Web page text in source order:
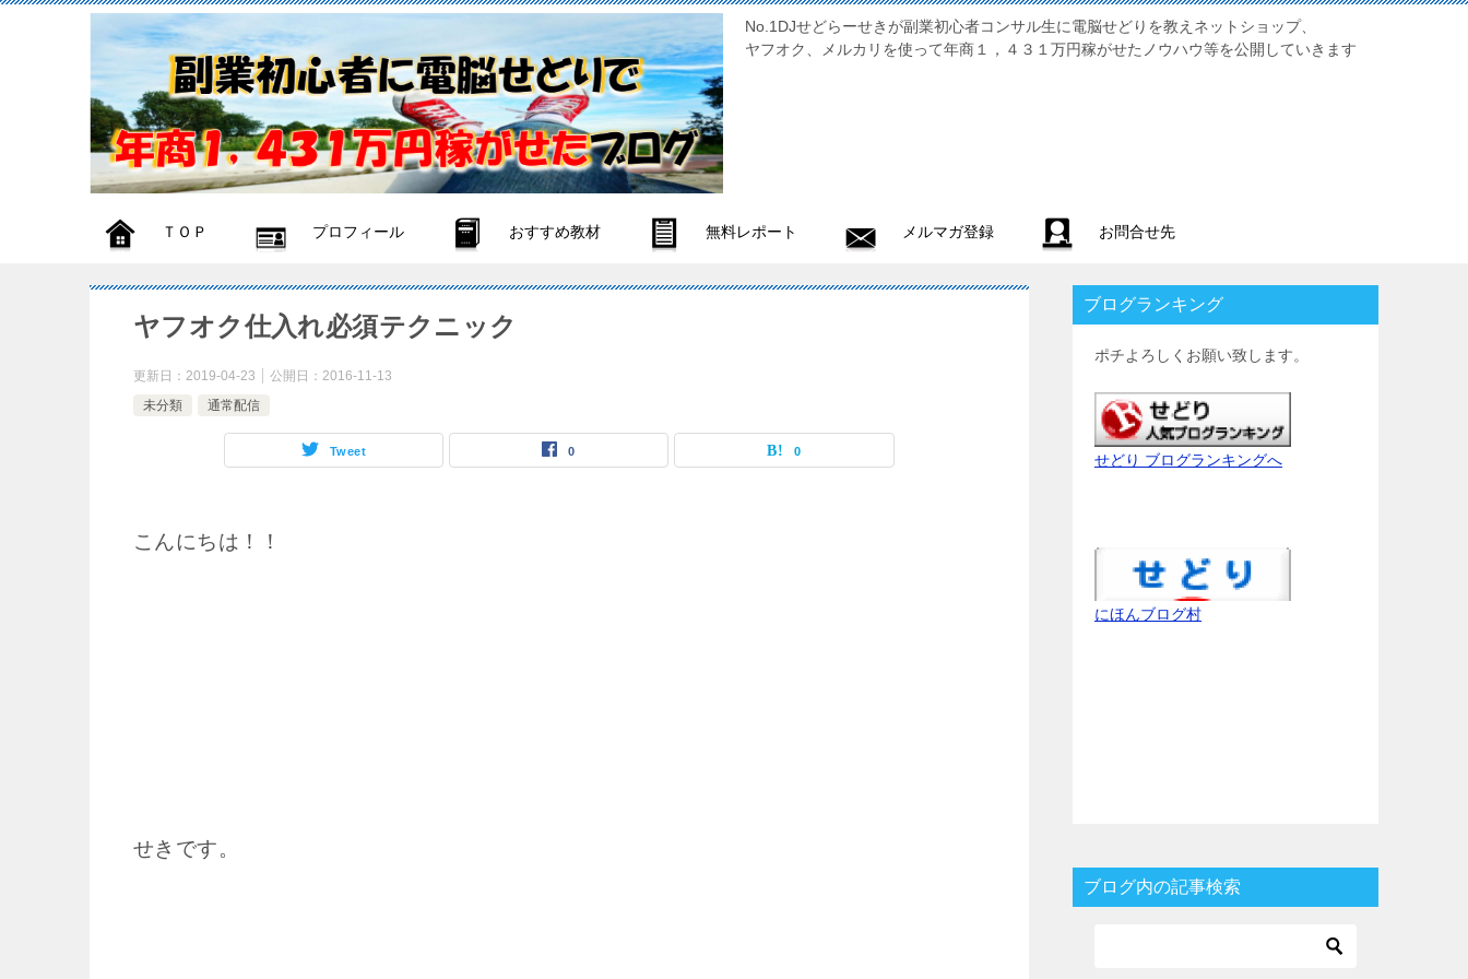
No.1DJせどらーせきが副業初心者コンサル生に電脳せどりを教えネットショップ、
ヤフオク、メルカリを使って年商１，４３１万円稼がせたノウハウ等を公開していきます
ＴＯＰ プロフィール おすすめ教材 無料レポート メルマガ登録 お問合せ先
ヤフオク仕入れ必須テクニック
更新日： 2019-04-23 公開日： 2016-11-13
未分類
通常配信
Tweet 0 0
こんにちは！！
せきです。
ブログランキング
ポチよろしくお願い致します。
せどり ブログランキングへ
にほんブログ村
ブログ内の記事検索